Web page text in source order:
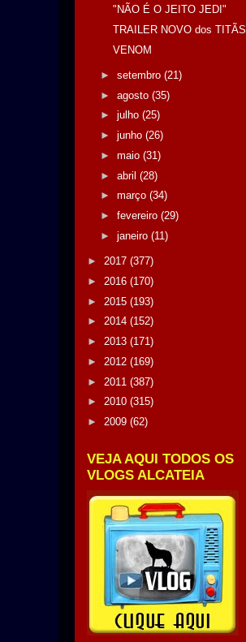
"NÃO É O JEITO JEDI"
TRAILER NOVO dos TITÃS
VENOM
► setembro (21)
► agosto (35)
► julho (25)
► junho (26)
► maio (31)
► abril (28)
► março (34)
► fevereiro (29)
► janeiro (11)
► 2017 (377)
► 2016 (170)
► 2015 (193)
► 2014 (152)
► 2013 (171)
► 2012 (169)
► 2011 (387)
► 2010 (315)
► 2009 (62)
VEJA AQUI TODOS OS
VLOGS ALCATEIA